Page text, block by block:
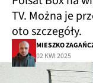
TV. Można je
oto szczegóły.
MIESZKO
02 KWI 2025